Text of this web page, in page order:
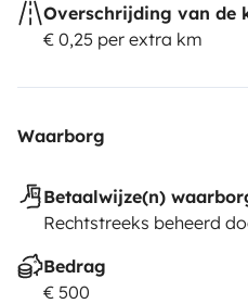
Overschrijding van de
€ 0,25 per extra km
Waarborg
Betaalwijze(n)
Rechtstreeks beheerd
Bedrag
€ 500